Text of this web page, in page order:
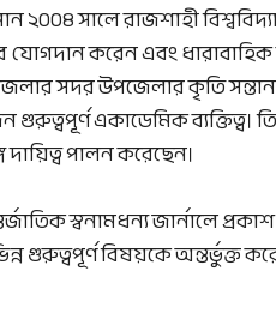
সালে রাজশাহী
যোগদান করেন এবং
সদর উপজেলার কৃতি
একাডেমিক ব্যক্তিত্ব।
পালন করেছেন।
স্বনামধন্য জার্নালে
গুরুত্বপূর্ণ বিষয়কে অন্তর্ভুক্ত